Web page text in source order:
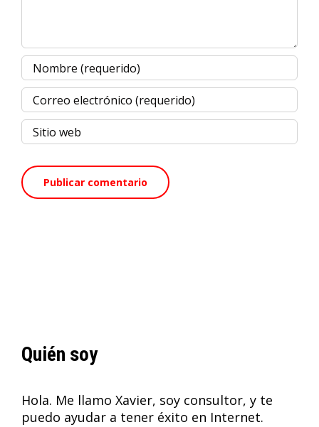
Quién soy
Hola. Me llamo Xavier, soy consultor, y te
puedo ayudar a tener éxito en Internet.